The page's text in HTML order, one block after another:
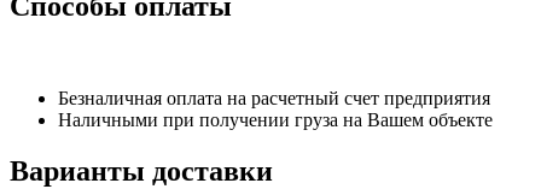
Безналичная оплата на расчетный счет предприятия
Наличными при получении груза на Вашем объекте
Варианты доставки